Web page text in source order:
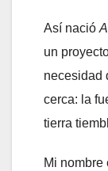
Así nació
un
necesidad
cerca: la
tierra
Mi nombre